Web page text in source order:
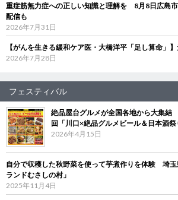
重症筋無力症への正しい知識と理解を 8月8日広島
配信も
2026年7月31日
【がんを生きる緩和ケア医・大橋洋平「足し算命」
2026年7月28日
フェスティバル
絶品屋台グルメが全国各地から大集結
回「川口×絶品グルメビール＆日本酒
2026年4月15日
自分で収穫した秋野菜を使って芋煮作りを体験 埼
ランドむさしの村」
2025年11月4日